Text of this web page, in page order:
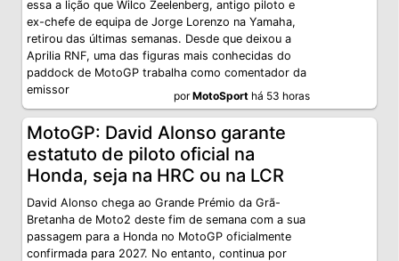
essa a lição que Wilco Zeelenberg, antigo piloto e
ex-chefe de equipa de Jorge Lorenzo na Yamaha,
retirou das últimas semanas. Desde que deixou a
Aprilia RNF, uma das figuras mais conhecidas do
paddock de MotoGP trabalha como comentador da
emissor
porMotoSport há 53 horas
MotoGP: David Alonso garante
estatuto de piloto oficial na
Honda, seja na HRC ou na LCR
David Alonso chega ao Grande Prémio da Grã-
Bretanha de Moto2 deste fim de semana com a sua
passagem para a Honda no MotoGP oficialmente
confirmada para 2027. No entanto, continua por